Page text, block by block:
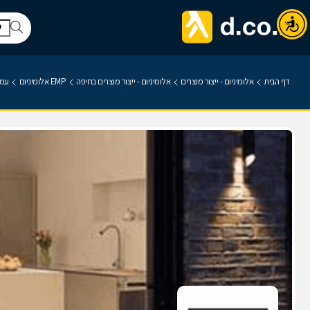
דף הבית אלומיניום - ייצור מוצרים אלומיניום - ייצור מוצרים בחיפה EMP אלומיניום